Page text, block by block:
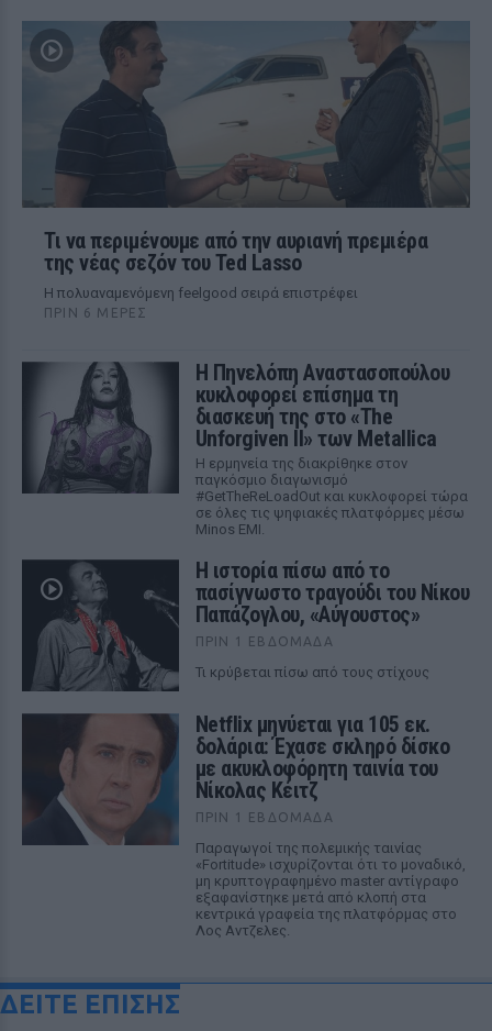
Τι να περιμένουμε από την αυριανή πρεμιέρα
της νέας σεζόν του Ted Lasso
Η πολυαναμενόμενη feelgood σειρά επιστρέφει
ΠΡΙΝ 6 ΜΈΡΕΣ
Η Πηνελόπη Αναστασοπούλου
κυκλοφορεί επίσημα τη
διασκευή της στο «The
Unforgiven II» των Metallica
Η ερμηνεία της διακρίθηκε στον
παγκόσμιο διαγωνισμό
#GetTheReLoadOut και κυκλοφορεί τώρα
σε όλες τις ψηφιακές πλατφόρμες μέσω
Minos EMI.
Η ιστορία πίσω από το
πασίγνωστο τραγούδι του Νίκου
Παπάζογλου, «Αύγουστος»
ΠΡΙΝ 1 ΕΒΔΟΜΆΔΑ
Τι κρύβεται πίσω από τους στίχους
Netflix μηνύεται για 105 εκ.
δολάρια: Έχασε σκληρό δίσκο
με ακυκλοφόρητη ταινία του
Νίκολας Κέιτζ
ΠΡΙΝ 1 ΕΒΔΟΜΆΔΑ
Παραγωγοί της πολεμικής ταινίας
«Fortitude» ισχυρίζονται ότι το μοναδικό,
μη κρυπτογραφημένο master αντίγραφο
εξαφανίστηκε μετά από κλοπή στα
κεντρικά γραφεία της πλατφόρμας στο
Λος Αντζελες.
ΔΕΙΤΕ ΕΠΙΣΗΣ